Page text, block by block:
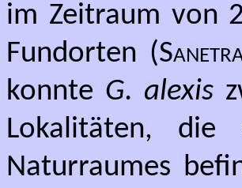
im Zeitraum von
Fundorten (
konnte G. alexis
Lokalitäten,
Naturraumes